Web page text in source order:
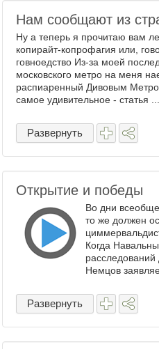
Нам сообщают из
Ну а теперь я прочитаю вам
копирайт-копрофагия или,
говноедство Из-за моей
московского метро на меня
распиаренный Дивовым
самое удивительное - статья ...
Развернуть
Открытие и победы
Во дни
то же должен
Когда
Немцов
просто его не
своего ...
Развернуть